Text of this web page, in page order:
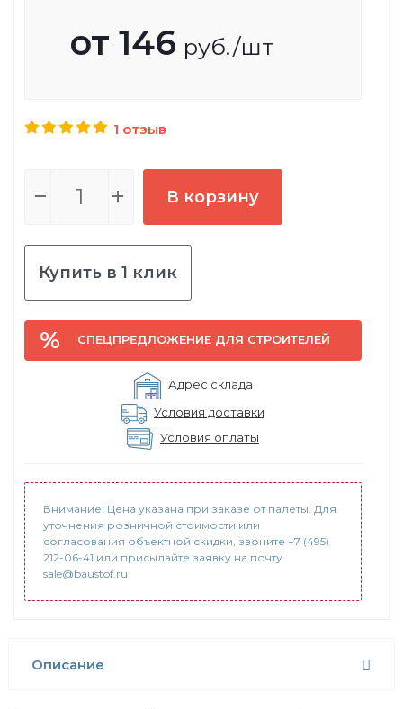
от 146 руб./шт
1 отзыв
В корзину
Купить в 1 клик
СПЕЦПРЕДЛОЖЕНИЕ ДЛЯ СТРОИТЕЛЕЙ
Адрес склада
Условия доставки
Условия оплаты
Внимание! Цена указана при заказе от палеты. Для
уточнения розничной стоимости или
согласования объектной скидки, звоните +7 (495)
212-06-41 или присылайте заявку на почту
sale@baustof.ru
Описание